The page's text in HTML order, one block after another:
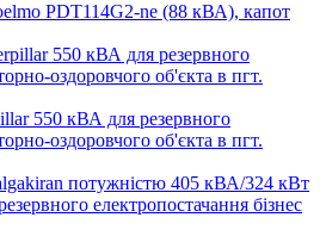
PDT114G2-ne (88 кВА), капот
550 кВА для резервного
оздоровчого об'єкта в пгт.